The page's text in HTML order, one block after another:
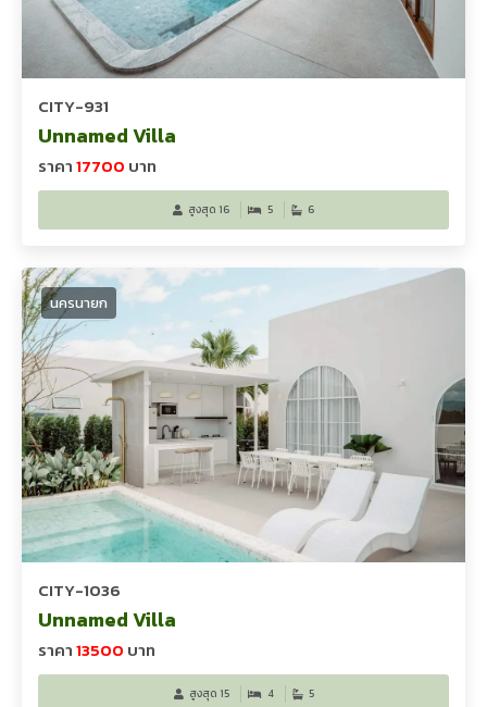
CITY-931
Unnamed Villa
ราคา17700 บาท
สูงสุด 16 5 6
นครนายก
CITY-1036
Unnamed Villa
ราคา13500 บาท
สูงสุด 15 4 5